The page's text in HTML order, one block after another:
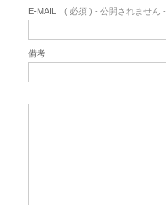
E-MAIL ( 必須 ) - 公開されません -
備考